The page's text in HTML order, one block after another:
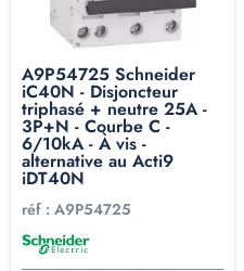
A9P54725 Schneider
iC40N - Disjoncteur
triphasé + neutre 25A -
3P+N - Courbe C -
6/10kA - À vis -
alternative au Acti9
iDT40N
réf : A9P54725